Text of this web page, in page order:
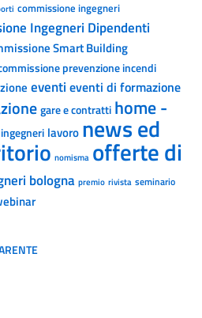
commissione ingegneri
Ingegneri Dipendenti
Smart Building
prevenzione incendi
eventi eventi di formazione
gare e contratti home -
ingegneri lavoro news ed
nomisma offerte di
bologna premio rivista seminario